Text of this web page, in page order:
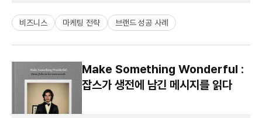
비즈니스 마케팅 전략 브랜드 성공 사례
Make Something Wonderful :
잡스가 생전에 남긴 메시지를 읽다